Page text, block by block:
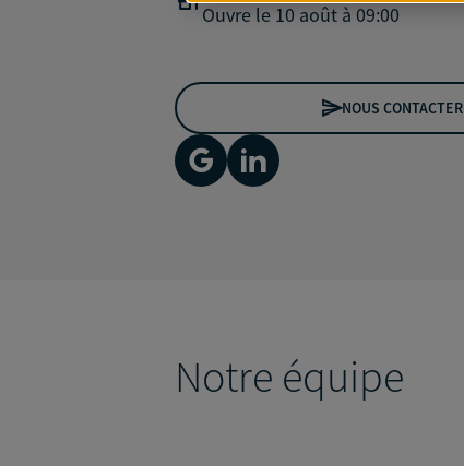
Ouvre le 10 août à 09:00
NOUS CONTACTER
Notre équipe